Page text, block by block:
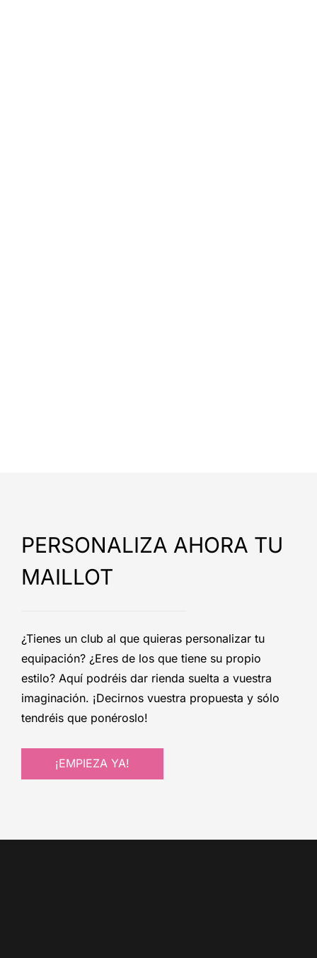
PERSONALIZA AHORA TU
MAILLOT
¿Tienes un club al que quieras personalizar tu
equipación? ¿Eres de los que tiene su propio
estilo? Aquí podréis dar rienda suelta a vuestra
imaginación. ¡Decirnos vuestra propuesta y sólo
tendréis que ponéroslo!
¡EMPIEZA YA!